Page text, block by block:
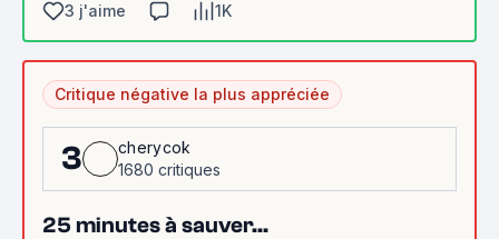
3 j'aime
1K
Critique négative la plus appréciée
3
cherycok
1680 critiques
25 minutes à sauver...